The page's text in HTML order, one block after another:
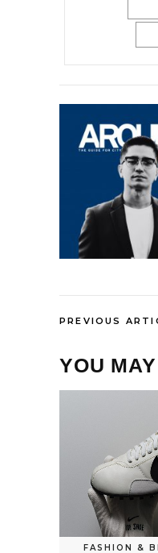
PREVIOUS
YOU
FASHION &